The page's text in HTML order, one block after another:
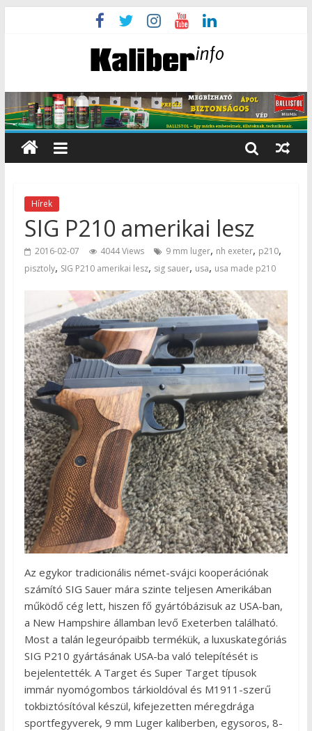
Hírek
SIG P210 amerikai lesz
2016-02-07 4044 Views 9 mm luger, nh exeter, p210,
pisztoly, SIG P210 amerikai lesz, sig sauer, usa, usa made p210
Az egykor tradicionális német-svájci kooperációnak
számító SIG Sauer mára szinte teljesen Amerikában
működő cég lett, hiszen fő gyártóbázisuk az USA-ban,
a New Hampshire államban levő Exeterben található.
Most a talán legeurópaibb termékük, a luxuskategóriás
SIG P210 gyártásának USA-ba való telepítését is
bejelentették. A Target és Super Target típusok
immár nyomógombos tárkioldóval és M1911-szerű
tokbiztósítóval készül, kifejezetten méregdrága
sportfegyverek, 9 mm Luger kaliberben, egysoros, 8-